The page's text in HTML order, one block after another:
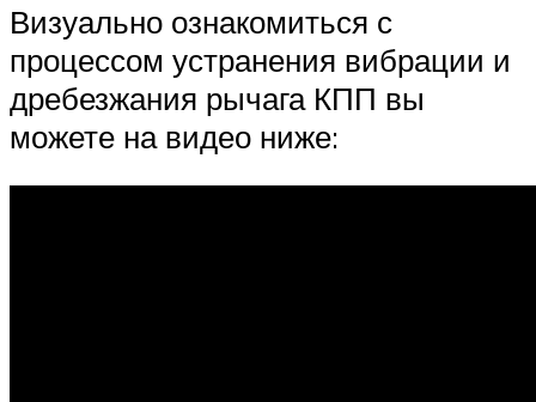
Визуально ознакомиться с
процессом устранения вибрации и
дребезжания рычага КПП вы
можете на видео ниже: